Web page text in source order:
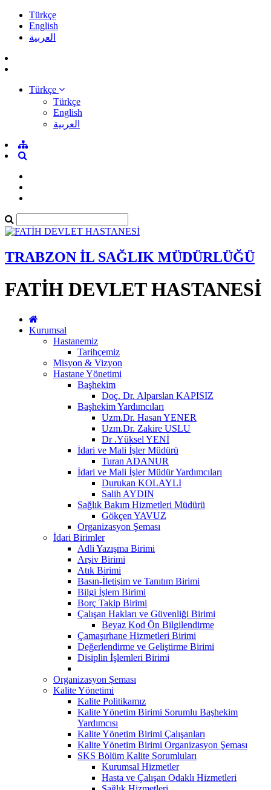
Türkçe
English
العربية
Türkçe
Türkçe
English
العربية
TRABZON İL SAĞLIK MÜDÜRLÜĞÜ
FATİH DEVLET HASTANESİ
Kurumsal
Hastanemiz
Tarihçemiz
Misyon & Vizyon
Hastane Yönetimi
Başhekim
Doç. Dr. Alparslan KAPISIZ
Başhekim Yardımcıları
Uzm.Dr. Hasan YENER
Uzm.Dr. Zakire USLU
Dr .Yüksel YENİ
İdari ve Mali İşler Müdürü
Turan ADANUR
İdari ve Mali İşler Müdür Yardımcıları
Durukan KOLAYLI
Salih AYDIN
Sağlık Bakım Hizmetleri Müdürü
Gökçen YAVUZ
Organizasyon Şeması
İdari Birimler
Adli Yazışma Birimi
Arşiv Birimi
Atık Birimi
Basın-İletişim ve Tanıtım Birimi
Bilgi İşlem Birimi
Borç Takip Birimi
Çalışan Hakları ve Güvenliği Birimi
Beyaz Kod Ön Bilgilendirme
Çamaşırhane Hizmetleri Birimi
Değerlendirme ve Geliştirme Birimi
Disiplin İşlemleri Birimi
Organizasyon Şeması
Kalite Yönetimi
Kalite Politikamız
Kalite Yönetim Birimi Sorumlu Başhekim
Yardımcısı
Kalite Yönetim Birimi Çalışanları
Kalite Yönetim Birimi Organizasyon Şeması
SKS Bölüm Kalite Sorumluları
Kurumsal Hizmetler
Hasta ve Çalışan Odaklı Hizmetleri